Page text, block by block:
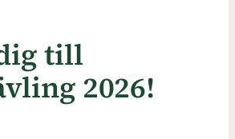
till
2026!